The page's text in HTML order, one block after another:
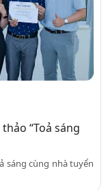
“Toả sáng
sáng cùng nhà tuyển